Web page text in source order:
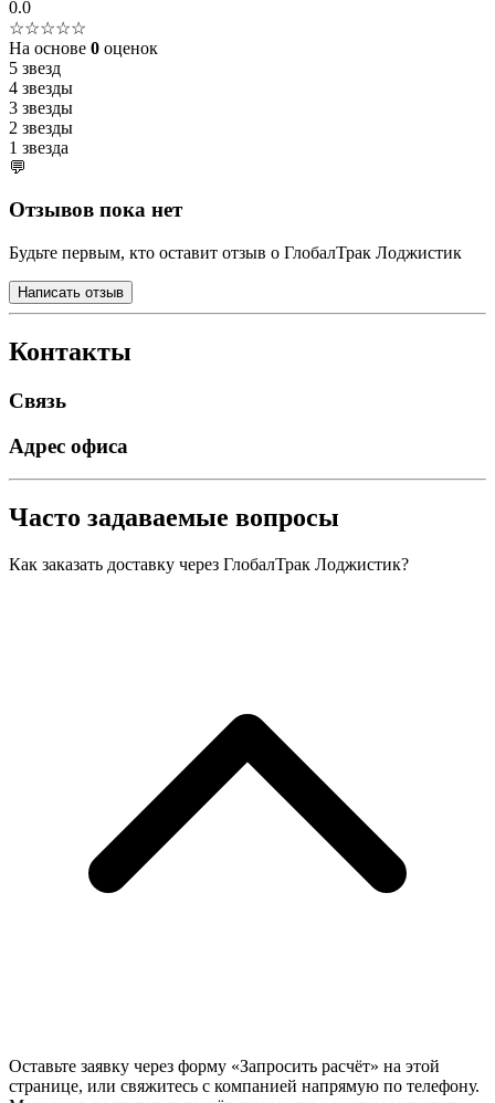
0.0
☆☆☆☆☆
На основе 0 оценок
5 звезд
4 звезды
3 звезды
2 звезды
1 звезда
💬
Отзывов пока нет
Будьте первым, кто оставит отзыв о ГлобалТрак Лоджистик
Написать отзыв
Контакты
Связь
Адрес офиса
Часто задаваемые вопросы
Как заказать доставку через ГлобалТрак Лоджистик?
Оставьте заявку через форму «Запросить расчёт» на этой
странице, или свяжитесь с компанией напрямую по телефону.